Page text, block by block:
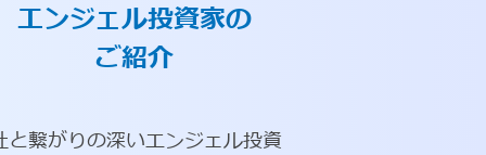
エンジェル投資家の
ご紹介
と繋がりの深いエンジェル投資